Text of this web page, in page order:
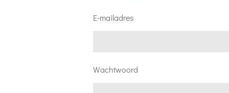
E-mailadres
Wachtwoord